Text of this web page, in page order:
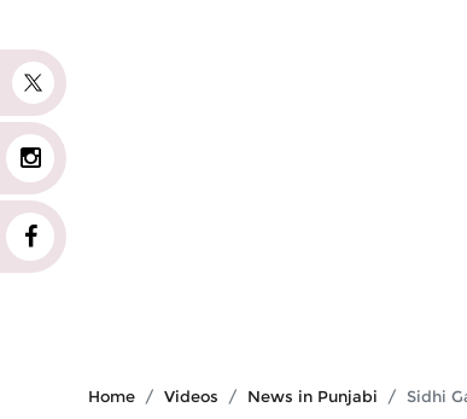
Home Videos News in Punjabi Sidhi